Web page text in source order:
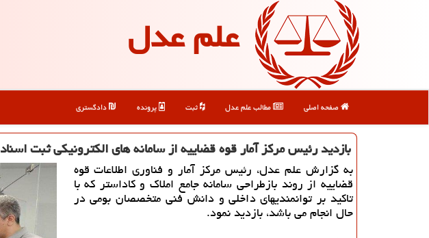
علم عدل
صفحه اصلی مطالب علم عدل ثبت پرونده دادگستری
بازدید رئیس مرکز آمار قوه قضاییه از سامانه های الکترونیکی ثبت اسناد
به گزارش علم عدل، رئیس مرکز آمار و فناوری اطلاعات قوه
قضاییه از روند بازطراحی سامانه جامع املاک و کاداستر که با
تاکید بر توانمندیهای داخلی و دانش فنی متخصصان بومی در
حال انجام می باشد، بازدید نمود.